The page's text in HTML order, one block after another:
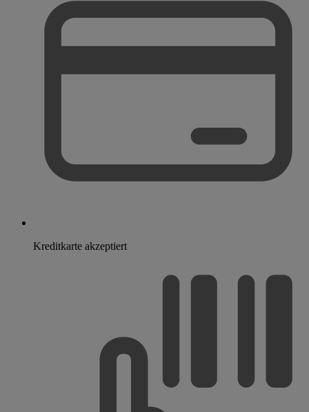
Kreditkarte akzeptiert